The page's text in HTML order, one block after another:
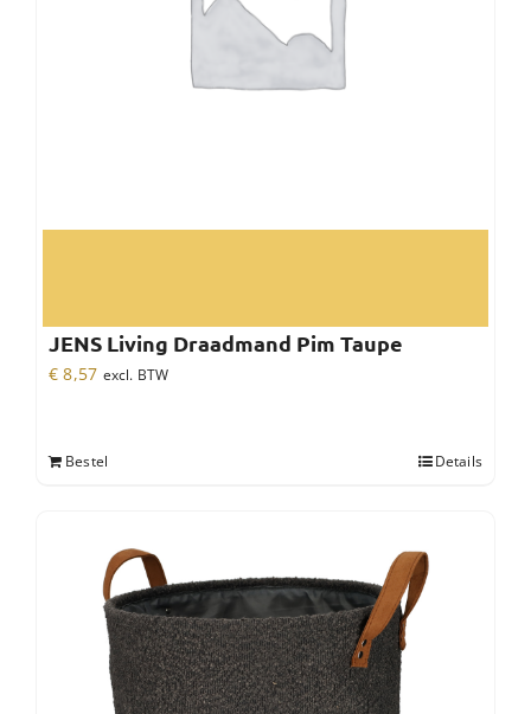
JENS Living Draadmand Pim Taupe
€ 8,57 excl. BTW
Bestel Details